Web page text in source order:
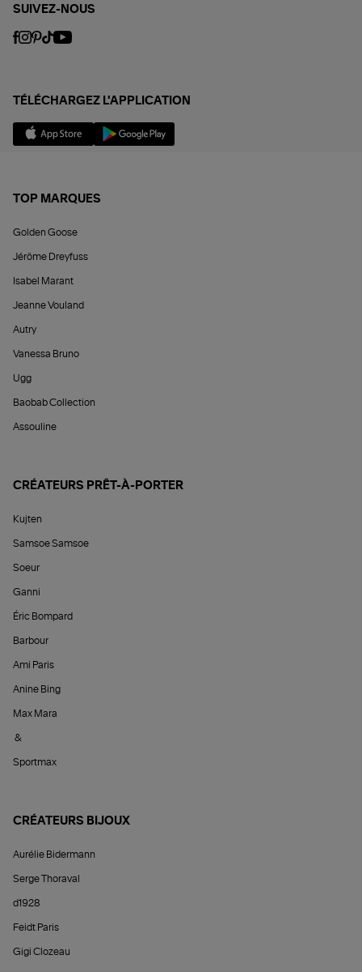
SUIVEZ-NOUS
TÉLÉCHARGEZ L'APPLICATION
TOP MARQUES
Golden Goose
Jérôme Dreyfuss
Isabel Marant
Jeanne Vouland
Autry
Vanessa Bruno
Ugg
Baobab Collection
Assouline
CRÉATEURS PRÊT-À-PORTER
Kujten
Samsoe Samsoe
Soeur
Ganni
Éric Bompard
Barbour
Ami Paris
Anine Bing
Max Mara
&
Sportmax
CRÉATEURS BIJOUX
Aurélie Bidermann
Serge Thoraval
d1928
Feidt Paris
Gigi Clozeau